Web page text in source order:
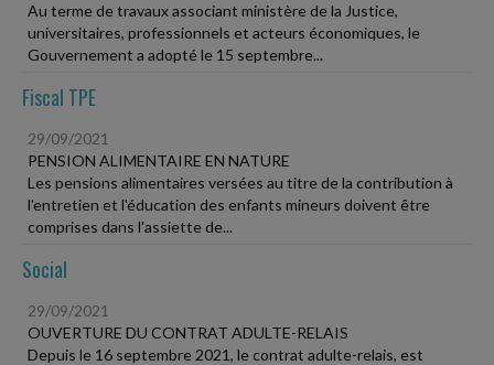
Au terme de travaux associant ministère de la Justice,
universitaires, professionnels et acteurs économiques, le
Gouvernement a adopté le 15 septembre...
Fiscal TPE
29/09/2021
PENSION ALIMENTAIRE EN NATURE
Les pensions alimentaires versées au titre de la contribution à
l'entretien et l'éducation des enfants mineurs doivent être
comprises dans l'assiette de...
Social
29/09/2021
OUVERTURE DU CONTRAT ADULTE-RELAIS
Depuis le 16 septembre 2021, le contrat adulte-relais, est